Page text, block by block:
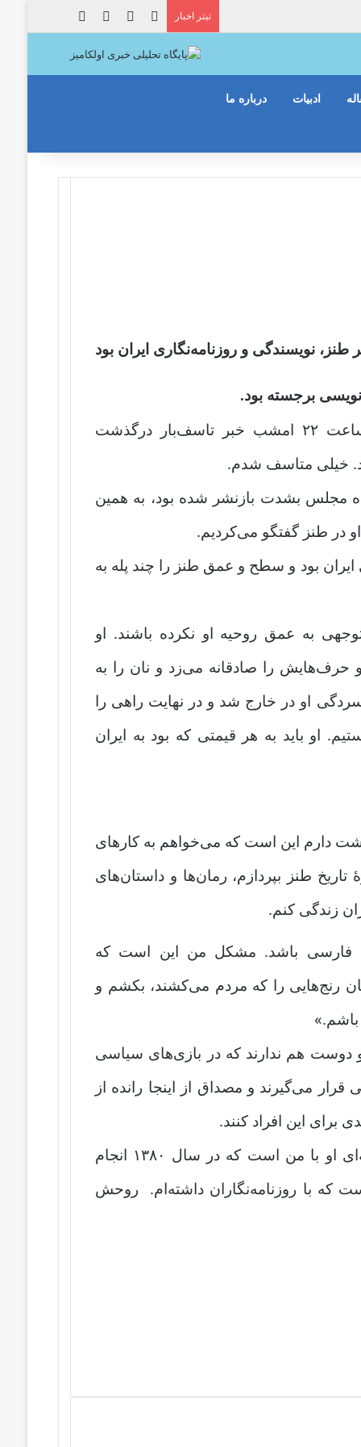
تیتر اخبار فیس بوک یوتیوب
ادبیات درباره ما
طنز، نویسندگی و روزنامه‌نگاری ایران بود
برجسته بود.
عباس عبدی در کانال تلگرامی آینده نوشت: ساعت ۲۲ امشب خبر تاسف‌بار درگذشت
خیلی متاسف شدم.
مجلس بشدت بازنشر شده بود، به همین
در طنز گفتگو می‌کردیم.
بود و سطح و عمق طنز را چند پله به
به عمق روحیه او نکرده باشند. او
را صادقانه می‌زد و نان را به
او در خارج شد و در نهایت راهی را
او باید به هر قیمتی که بود به ایران
دارم این است که می‌خواهم به کارهای
طنز بپردازم، رمان‌ها و داستان‌های
زندگی کنم.
فارسی باشد. مشکل من این است که
رنج‌هایی را که مردم می‌کشند، بکشم و
و دوست هم ندارند که در بازی‌های سیاسی
می‌گیرند و مصداق از اینجا رانده از
این افراد کنند.
کتاب «حقیقت یا آزادی» گفتگوی مفصل و حرفه‌ای او با من است که در سال ۱۳۸۰ انجام
که با روزنامه‌نگاران داشته‌ام. روحش